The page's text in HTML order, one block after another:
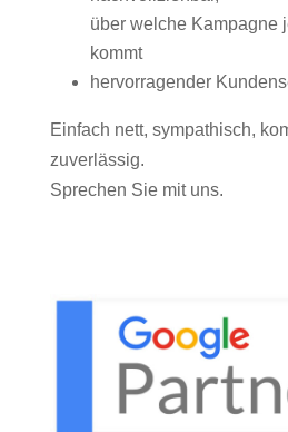
über welche Kampagne
kommt
hervorragender
Einfach nett, sympathisch,
zuverlässig.
Sprechen Sie mit uns.